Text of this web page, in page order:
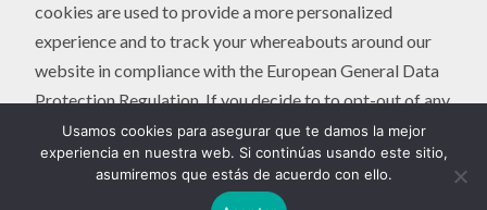
Riquelme River Russo Sabella Sampaoli
Selección Argentina Trobbiani Veira Vélez
CONTACTO POLÍTICA DE PRIVACIDAD
Instagram
Twitter
Youtube
Facebook
LinkedIn
Diego Chavo Fucks | Copyright © Todos los derechos
Usamos cookies para asegurar que te damos la mejor
experiencia en nuestra web. Si continúas usando este sitio,
asumiremos que estás de acuerdo con ello.
cookies are used to provide a more personalized
experience and to track your whereabouts around our
website in compliance with the European General Data
Protection Regulation. If you decide to to opt-out of any
future tracking, a cookie will be setup in your browser to
remember this choice for one year.